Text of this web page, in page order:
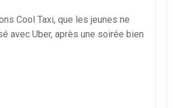
Cool Taxi, que les jeunes ne
avec Uber, après une soirée bien